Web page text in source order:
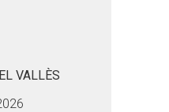
VALLÈS